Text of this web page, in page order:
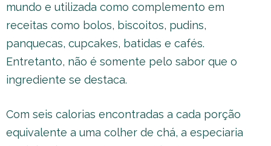
mundo e utilizada como complemento em
receitas como bolos, biscoitos, pudins,
panquecas, cupcakes, batidas e cafés.
Entretanto, não é somente pelo sabor que o
ingrediente se destaca.
Com seis calorias encontradas a cada porção
equivalente a uma colher de chá, a especiaria